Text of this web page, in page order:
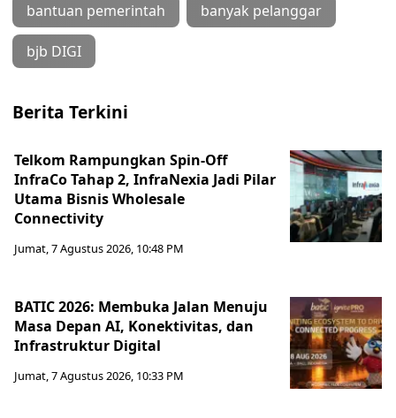
bantuan pemerintah banyak pelanggar
bjb DIGI
Berita Terkini
Telkom Rampungkan Spin-Off
InfraCo Tahap 2, InfraNexia Jadi Pilar
Utama Bisnis Wholesale
Connectivity
Jumat, 7 Agustus 2026, 10:48 PM
BATIC 2026: Membuka Jalan Menuju
Masa Depan AI, Konektivitas, dan
Infrastruktur Digital
Jumat, 7 Agustus 2026, 10:33 PM